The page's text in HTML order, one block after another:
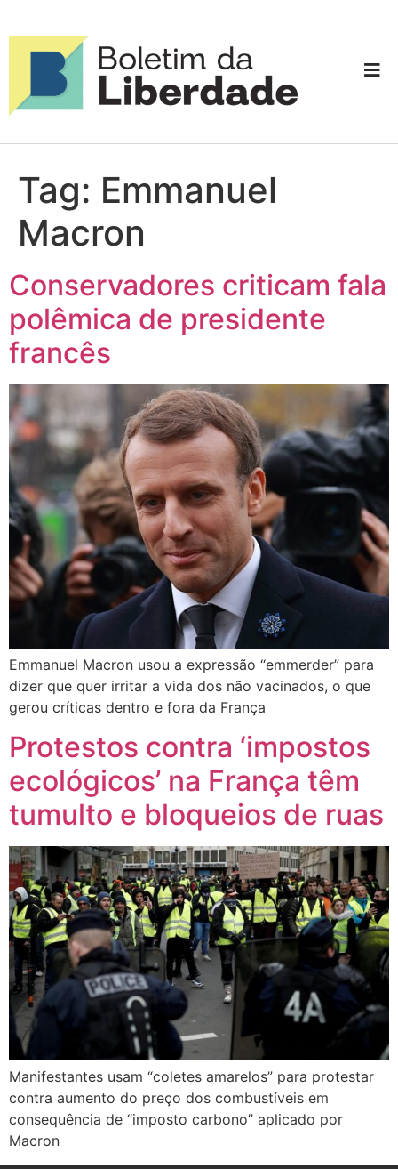
Tag: Emmanuel
Macron
Conservadores criticam fala
polêmica de presidente
francês
Emmanuel Macron usou a expressão “emmerder” para
dizer que quer irritar a vida dos não vacinados, o que
gerou críticas dentro e fora da França
Protestos contra ‘impostos
ecológicos’ na França têm
tumulto e bloqueios de ruas
Manifestantes usam “coletes amarelos” para protestar
contra aumento do preço dos combustíveis em
consequência de “imposto carbono” aplicado por
Macron